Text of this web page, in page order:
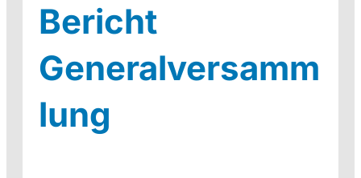
Bericht
Generalversamm
lung